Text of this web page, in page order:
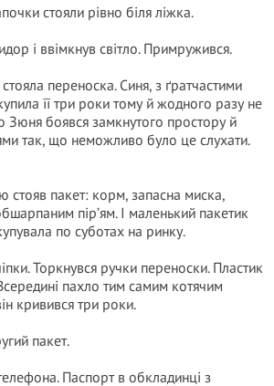
стояли рівно біля ліжка.
і ввімкнув світло. Примружився.
переноска. Синя, з ґратчастими
її три роки тому й жодного разу не
Зюня боявся замкнутого простору й
так, що неможливо було це слухати.
стояв пакет: корм, запасна миска,
пір’ям. І маленький пакетик
по суботах на ринку.
Торкнувся ручки переноски. Пластик
пахло тим самим котячим
кривився три роки.
пакет.
Паспорт в обкладинці з